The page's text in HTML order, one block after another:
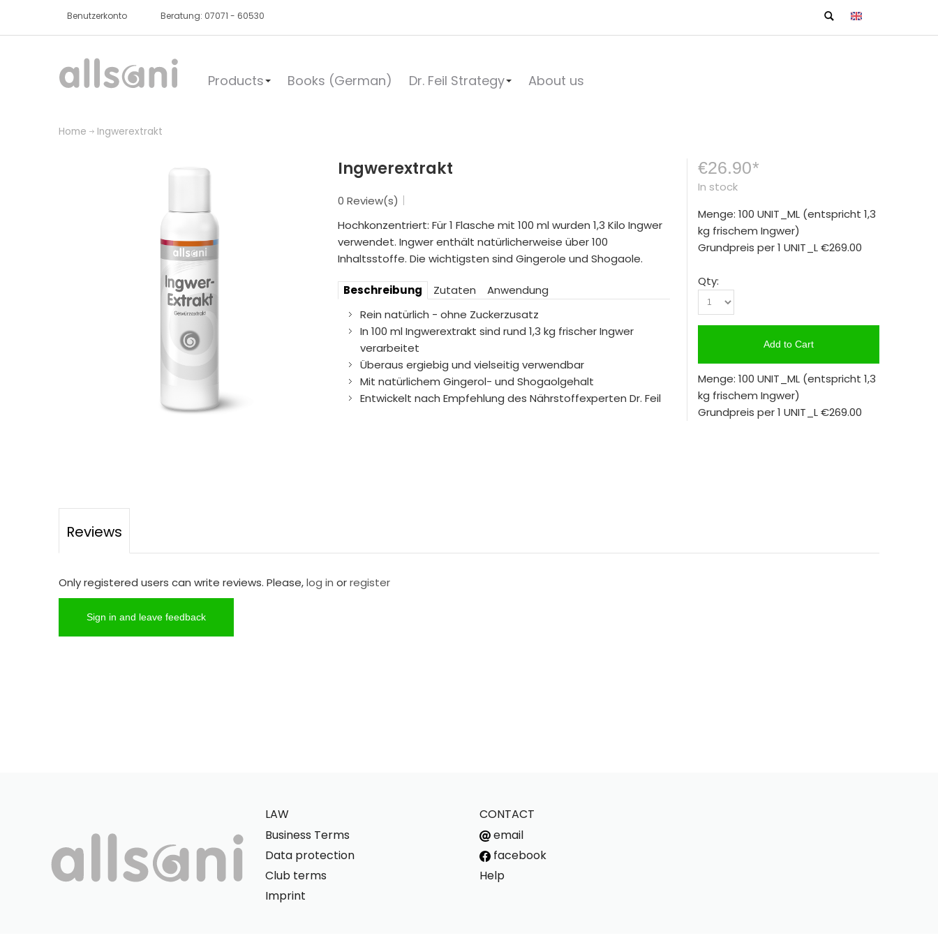
Benutzerkonto Beratung: 07071 - 60530
Products Books (German) Dr. Feil Strategy About us
Home Ingwerextrakt
Ingwerextrakt
0 Review(s)
Hochkonzentriert: Für 1 Flasche mit 100 ml wurden 1,3 Kilo Ingwer
verwendet. Ingwer enthält natürlicherweise über 100
Inhaltsstoffe. Die wichtigsten sind Gingerole und Shogaole.
Beschreibung Zutaten
Anwendung
Rein natürlich - ohne Zuckerzusatz
In 100 ml Ingwerextrakt sind rund 1,3 kg frischer Ingwer
verarbeitet
Überaus ergiebig und vielseitig verwendbar
Mit natürlichem Gingerol- und Shogaolgehalt
Entwickelt nach Empfehlung des Nährstoffexperten Dr. Feil
€26.90*
In stock
Menge: 100 UNIT_ML (entspricht 1,3
kg frischem Ingwer)
Grundpreis per 1 UNIT_L€269.00
Qty:
Add to Cart
Menge: 100 UNIT_ML (entspricht 1,3
kg frischem Ingwer)
Grundpreis per 1 UNIT_L€269.00
Reviews
Only registered users can write reviews. Please,log in orregister
Sign in and leave feedback
LAW
Business Terms
Data protection
Club terms
Imprint
CONTACT
email
facebook
Help